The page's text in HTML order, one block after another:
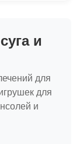
и
для
для
и